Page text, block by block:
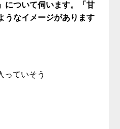
について伺います。「甘
うなイメージがあります
っていそう